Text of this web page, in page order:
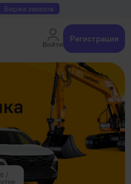
Биржа заказов
Войти
Регистрация